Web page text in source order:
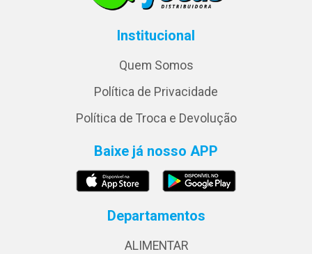
Institucional
Quem Somos
Política de Privacidade
Política de Troca e Devolução
Baixe já nosso APP
Departamentos
ALIMENTAR